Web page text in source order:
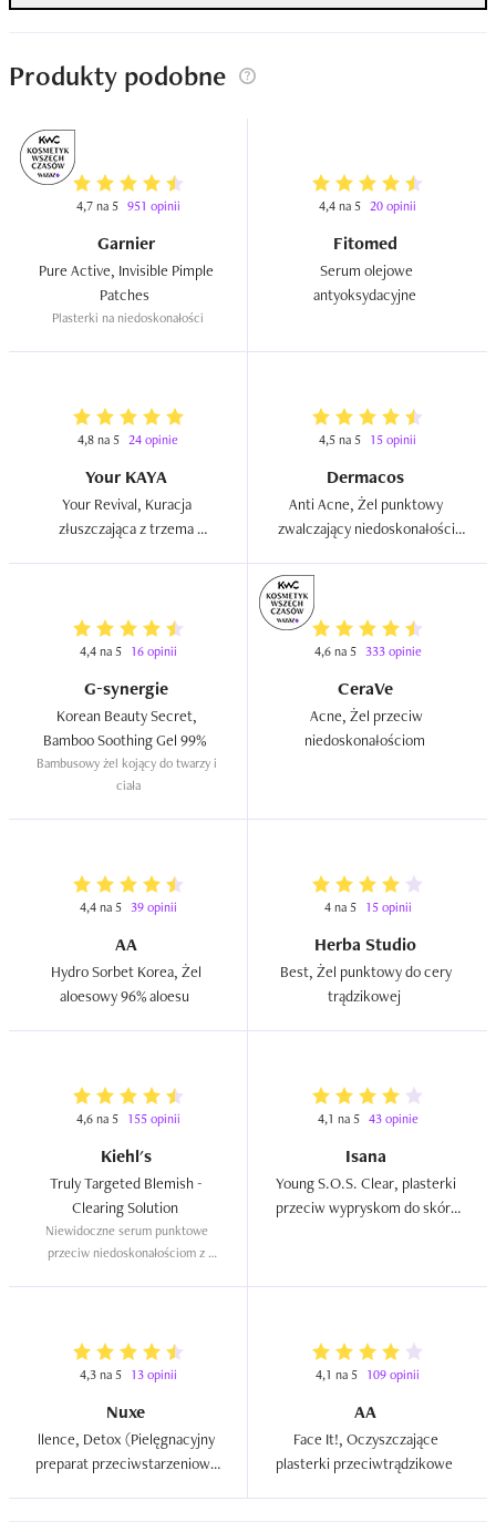
Produkty podobne
4,7 na 5 951 opinii
Garnier
Pure Active, Invisible Pimple
Plasterki na niedoskonałości
4,4 na 5 20 opinii
Fitomed
Serum olejowe
4,8 na 5 24 opinie
Your KAYA
Your Revival, Kuracja
złuszczająca z trzema
4,5 na 5 15 opinii
Dermacos
Anti Acne, Żel punktowy
zwalczający niedoskonałości
4,4 na 5 16 opinii
G-synergie
Korean Beauty Secret,
Bambusowy żel kojący do twarzy i
ciała
4,6 na 5 333 opinie
CeraVe
Acne, Żel przeciw
4,4 na 5 39 opinii
AA
Hydro Sorbet Korea, Żel
4 na 5 15 opinii
Herba Studio
Best, Żel punktowy do cery
4,6 na 5 155 opinii
Kiehl's
Truly Targeted Blemish -
Niewidoczne serum punktowe
przeciw niedoskonałościom z
4,1 na 5 43 opinie
Isana
Young S.O.S. Clear, plasterki
przeciw wypryskom do skóry
4,3 na 5 13 opinii
Nuxe
llence, Detox (Pielęgnacyjny
preparat przeciwstarzeniowy
4,1 na 5 109 opinii
AA
Face It!, Oczyszczające